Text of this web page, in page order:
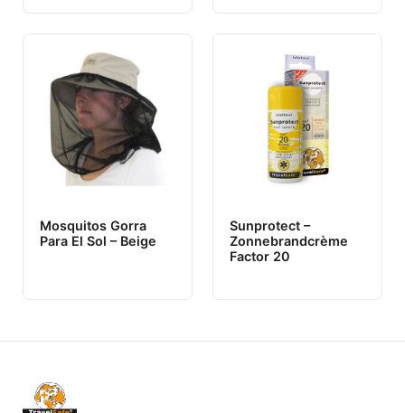
Mosquitos Gorra
Para El Sol – Beige
Sunprotect –
Zonnebrandcrème
Factor 20